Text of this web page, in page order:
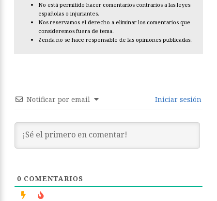
No está permitido hacer comentarios contrarios a las leyes
españolas o injuriantes.
Nos reservamos el derecho a eliminar los comentarios que
consideremos fuera de tema.
Zenda no se hace responsable de las opiniones publicadas.
Notificar por email Iniciar sesión
0 COMENTARIOS